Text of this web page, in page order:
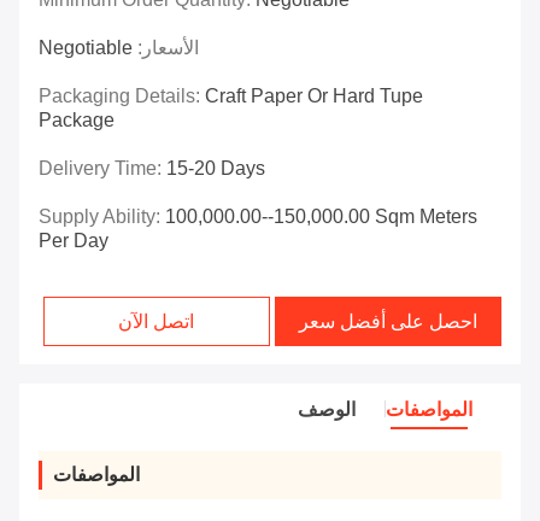
الأسعار: Negotiable
Packaging Details: Craft Paper Or Hard Tupe
Package
Delivery Time: 15-20 Days
Supply Ability: 100,000.00--150,000.00 Sqm Meters
Per Day
احصل على أفضل سعر اتصل الآن
المواصفات الوصف
المواصفات